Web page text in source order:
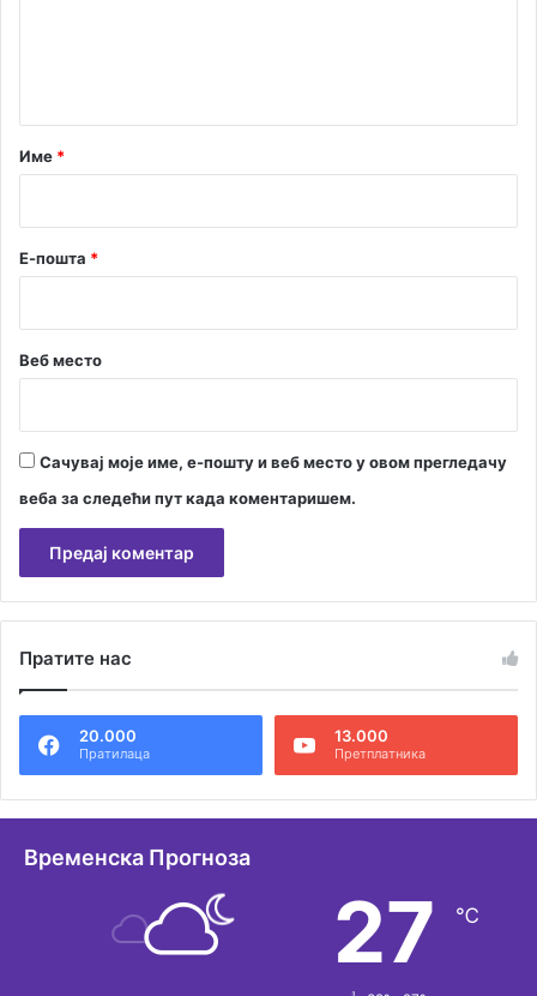
р
Име *
Е-пошта *
Веб место
Сачувај моје име, е-пошту и веб место у овом прегледачу
веба за следећи пут када коментаришем.
т
н
т
Пратите нас
20.000
Пратилаца
13.000
Претплатника
Временска Прогноза
27 ℃